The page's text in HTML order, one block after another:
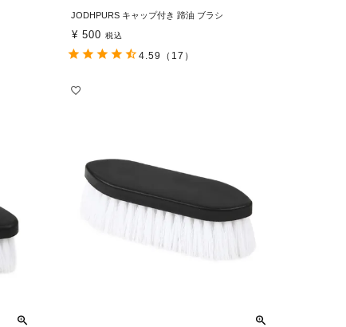
JODHPURS キャップ付き 蹄油 ブラシ
¥ 500 税込
4.59 （17）